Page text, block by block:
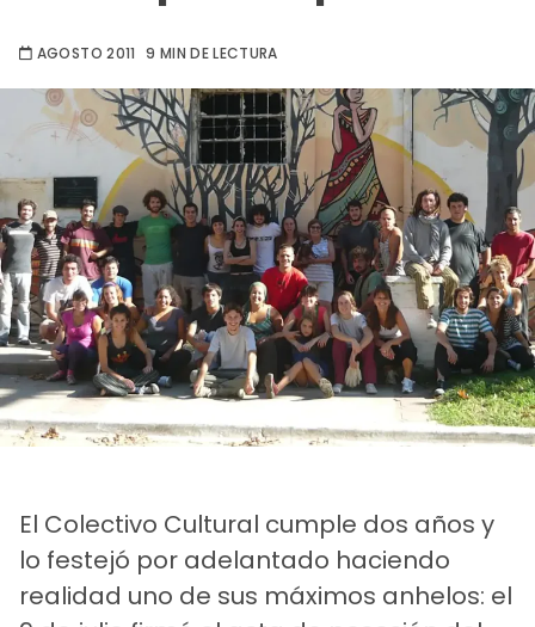
AGOSTO 2011 9 MIN DE LECTURA
El Colectivo Cultural cumple dos años y
lo festejó por adelantado haciendo
realidad uno de sus máximos anhelos: el